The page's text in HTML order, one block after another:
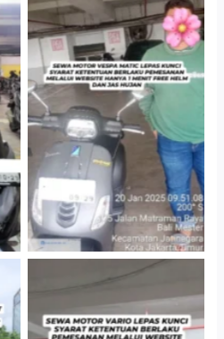
Cityplaza Jatinegara
Gedung Parkir P6A